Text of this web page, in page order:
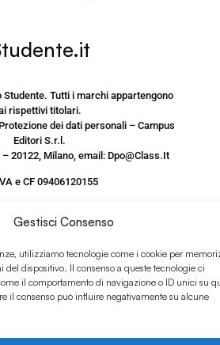
Gestisci Consenso
utilizziamo tecnologie come i cookie per
del dispositivo. Il consenso a queste tecnologie ci
il comportamento di navigazione o ID unici su
il consenso può influire negativamente su alcune
Studente. Tutti i marchi appartengono
rispettivi titolari.
dei dati personali – Campus
Editori S.r.l.
20122, Milano, email: Dpo@Class.It
e CF 09406120155
POLICY SITO
POLICY